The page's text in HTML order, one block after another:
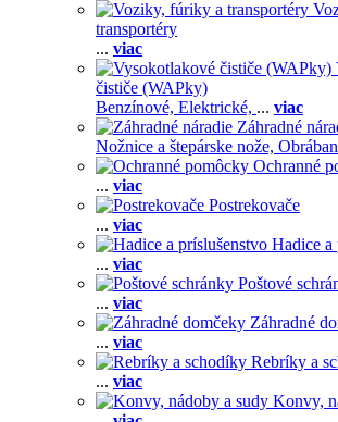
transportéry
... viac
čističe (WAPky)
Benzínové, Elektrické, ... viac
Záhradné
Nožnice a štepárske nože,
Ochranné
... viac
Postrekovače
... viac
Hadice a
... viac
Poštové
... viac
Záhradné
... viac
Rebríky a
... viac
Konvy,